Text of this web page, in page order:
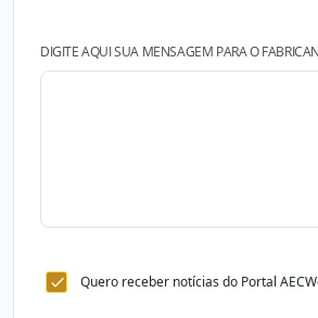
DIGITE AQUI SUA MENSAGEM PARA O
Quero receber notícias do Portal